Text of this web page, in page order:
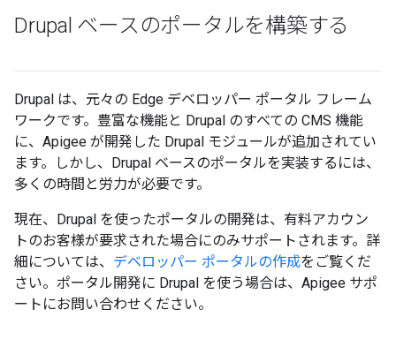
Drupal ベースのポータルを構築する
Drupal は、元々の Edge デベロッパー ポータル フレーム
ワークです。豊富な機能と Drupal のすべての CMS 機能
に、Apigee が開発した Drupal モジュールが追加されてい
ます。しかし、Drupal ベースのポータルを実装するには、
多くの時間と労力が必要です。
現在、Drupal を使ったポータルの開発は、有料アカウン
トのお客様が要求された場合にのみサポートされます。詳
細については、 デベロッパー ポータルの作成をご覧くだ
さい。ポータル開発に Drupal を使う場合は、Apigee サポ
ートにお問い合わせください。